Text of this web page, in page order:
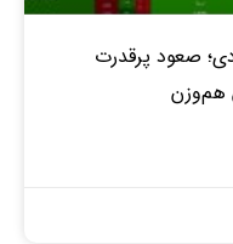
بورس امروز چهارشنبه 17 دی؛ صعود پرقدرت
هم‌وزن